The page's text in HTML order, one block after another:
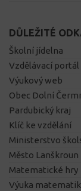
DŮLEŽITÉ
Školní jídelna
Vzdělávací portál
Výukový web
Obec Dolní
Pardubický kraj
Klíč ke vzdělání
Ministerstvo
Město Lanškroun
Matematické hry
Výuka